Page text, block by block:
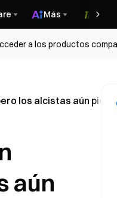
Más
a los productos
los alcistas aún
aún